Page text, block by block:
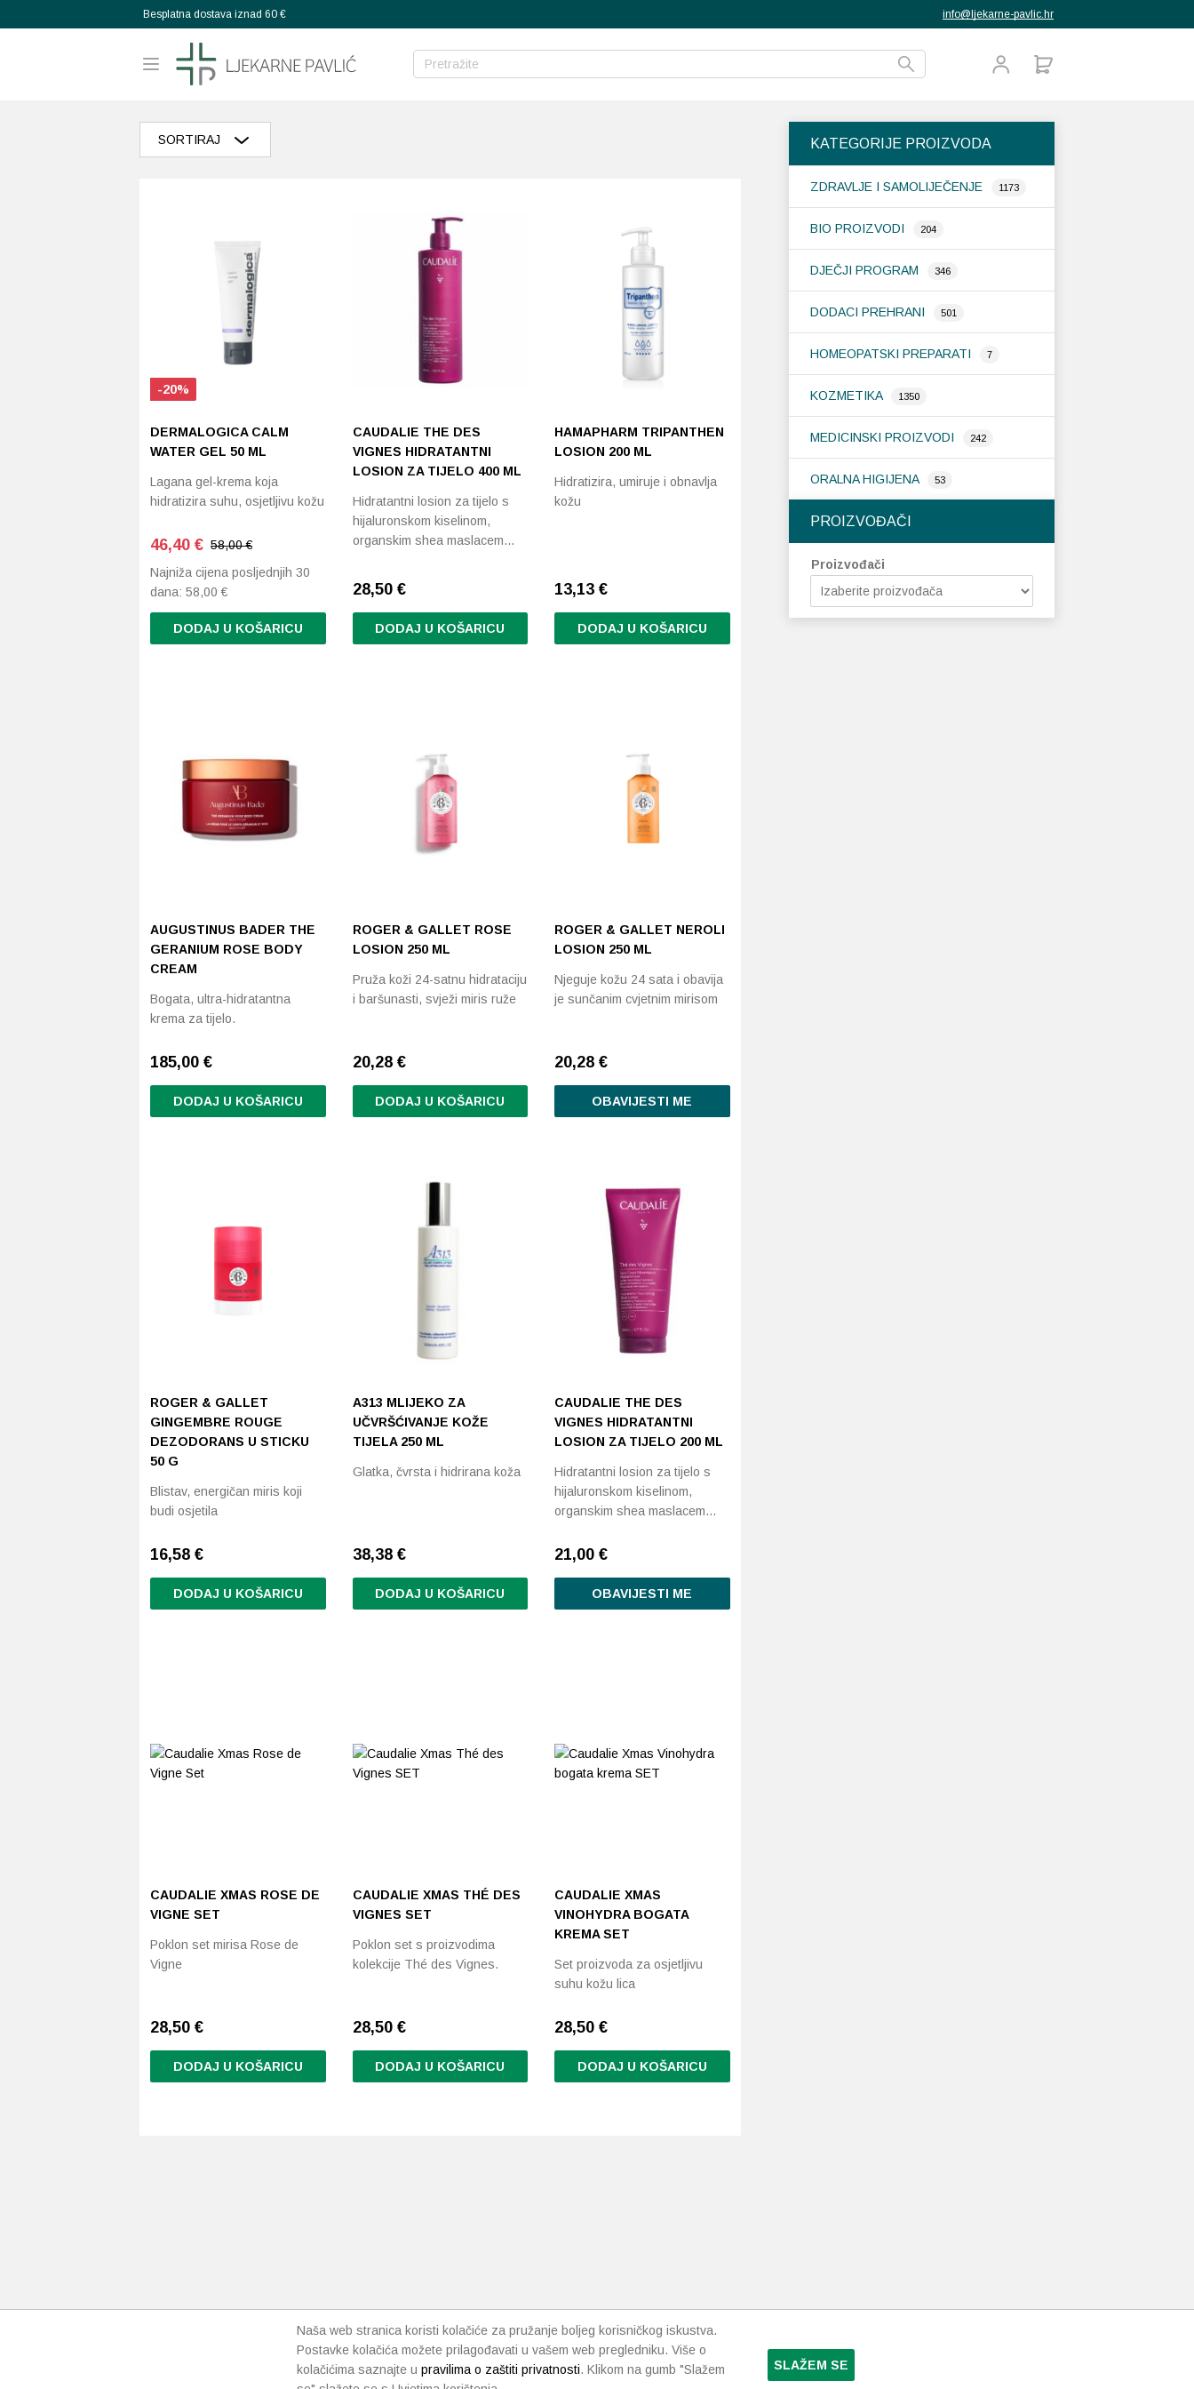
Besplatna dostava iznad 60 € info@ljekarne-pavlic.hr
KATEGORIJE PROIZVODA
ZDRAVLJE I SAMOLIJEČENJE 1173
BIO PROIZVODI 204
DJEČJI PROGRAM 346
DODACI PREHRANI 501
HOMEOPATSKI PREPARATI 7
KOZMETIKA 1350
MEDICINSKI PROIZVODI 242
ORALNA HIGIJENA 53
PROIZVOĐAČI
Proizvođači
SORTIRAJ
Poredaj od zadnjeg
Razvrstaj po cijeni: manje do veće
Razvrstaj po cijeni: veće do manje
Poredaj po abecedi: A-Z
-20%
DERMALOGICA CALM
WATER GEL 50 ML
Lagana gel-krema koja
hidratizira suhu, osjetljivu kožu
46,40 € 58,00 €
Najniža cijena posljednjih 30
dana: 58,00 €
DODAJ U KOŠARICU
CAUDALIE THE DES
VIGNES HIDRATANTNI
LOSION ZA TIJELO 400 ML
Hidratantni losion za tijelo s
hijaluronskom kiselinom,
organskim shea maslacem…
28,50 €
DODAJ U KOŠARICU
HAMAPHARM TRIPANTHEN
LOSION 200 ML
Hidratizira, umiruje i obnavlja
kožu
13,13€
DODAJ U KOŠARICU
AUGUSTINUS BADER THE
GERANIUM ROSE BODY
CREAM
Bogata, ultra-hidratantna
krema za tijelo.
185,00 €
DODAJ U KOŠARICU
ROGER & GALLET ROSE
LOSION 250 ML
Pruža koži 24-satnu hidrataciju
i baršunasti, svježi miris ruže
20,28 €
DODAJ U KOŠARICU
ROGER & GALLET NEROLI
LOSION 250 ML
Njeguje kožu 24 sata i obavija
je sunčanim cvjetnim mirisom
20,28€
OBAVIJESTI ME
ROGER & GALLET
GINGEMBRE ROUGE
DEZODORANS U STICKU
50 G
Blistav, energičan miris koji
budi osjetila
16,58 €
DODAJ U KOŠARICU
A313 MLIJEKO ZA
UČVRŠĆIVANJE KOŽE
TIJELA 250 ML
Glatka, čvrsta i hidrirana koža
38,38 €
DODAJ U KOŠARICU
CAUDALIE THE DES
VIGNES HIDRATANTNI
LOSION ZA TIJELO 200 ML
Hidratantni losion za tijelo s
hijaluronskom kiselinom,
organskim shea maslacem…
21,00€
OBAVIJESTI ME
CAUDALIE XMAS ROSE DE
VIGNE SET
Poklon set mirisa Rose de
Vigne
28,50 €
DODAJ U KOŠARICU
CAUDALIE XMAS THÉ DES
VIGNES SET
Poklon set s proizvodima
kolekcije Thé des Vignes.
28,50 €
DODAJ U KOŠARICU
CAUDALIE XMAS
VINOHYDRA BOGATA
KREMA SET
Set proizvoda za osjetljivu
suhu kožu lica
28,50€
DODAJ U KOŠARICU
Naša web stranica koristi kolačiće za pružanje boljeg korisničkog iskustva.
Postavke kolačića možete prilagođavati u vašem web pregledniku. Više o
kolačićima saznajte u pravilima o zaštiti privatnosti. Klikom na gumb "Slažem
SLAŽEM SE